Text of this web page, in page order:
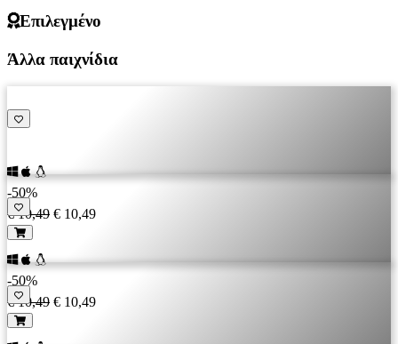
Επιλεγμένο
Άλλα παιχνίδια
-50%
€ 10,49 € 10,49
-50%
€ 10,49 € 10,49